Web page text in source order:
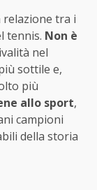
relazione tra i
tennis. Non è
nel
sottile e,
più
allo sport,
campioni
della storia